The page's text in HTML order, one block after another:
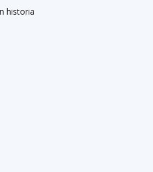
historia